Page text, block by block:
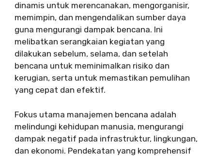
dinamis untuk merencanakan, mengorganisir,
memimpin, dan mengendalikan sumber daya
guna mengurangi dampak bencana. Ini
melibatkan serangkaian kegiatan yang
dilakukan sebelum, selama, dan setelah
bencana untuk meminimalkan risiko dan
kerugian, serta untuk memastikan pemulihan
yang cepat dan efektif.
Fokus utama manajemen bencana adalah
melindungi kehidupan manusia, mengurangi
dampak negatif pada infrastruktur, lingkungan,
dan ekonomi. Pendekatan yang komprehensif